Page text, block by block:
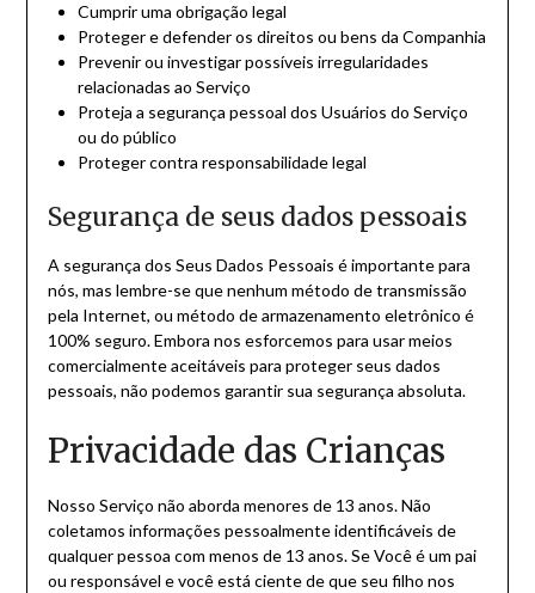
Cumprir uma obrigação legal
Proteger e defender os direitos ou bens da Companhia
Prevenir ou investigar possíveis irregularidades
relacionadas ao Serviço
Proteja a segurança pessoal dos Usuários do Serviço
ou do público
Proteger contra responsabilidade legal
Segurança de seus dados pessoais
A segurança dos Seus Dados Pessoais é importante para
nós, mas lembre-se que nenhum método de transmissão
pela Internet, ou método de armazenamento eletrônico é
100% seguro. Embora nos esforcemos para usar meios
comercialmente aceitáveis para proteger seus dados
pessoais, não podemos garantir sua segurança absoluta.
Privacidade das Crianças
Nosso Serviço não aborda menores de 13 anos. Não
coletamos informações pessoalmente identificáveis de
qualquer pessoa com menos de 13 anos. Se Você é um pai
ou responsável e você está ciente de que seu filho nos